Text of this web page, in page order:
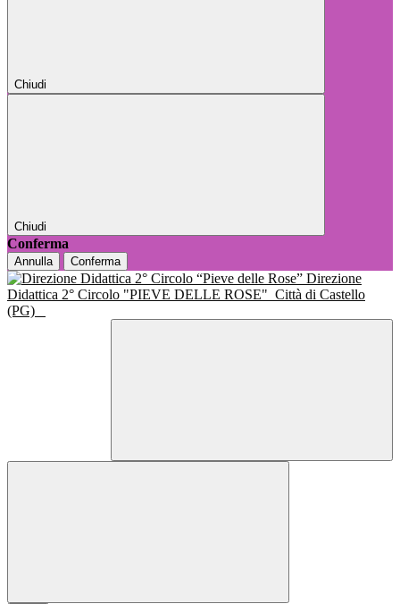
Chiudi
Chiudi
Conferma
Annulla Conferma
Direzione
Didattica 2° Circolo "PIEVE DELLE ROSE" Città di Castello
(PG)